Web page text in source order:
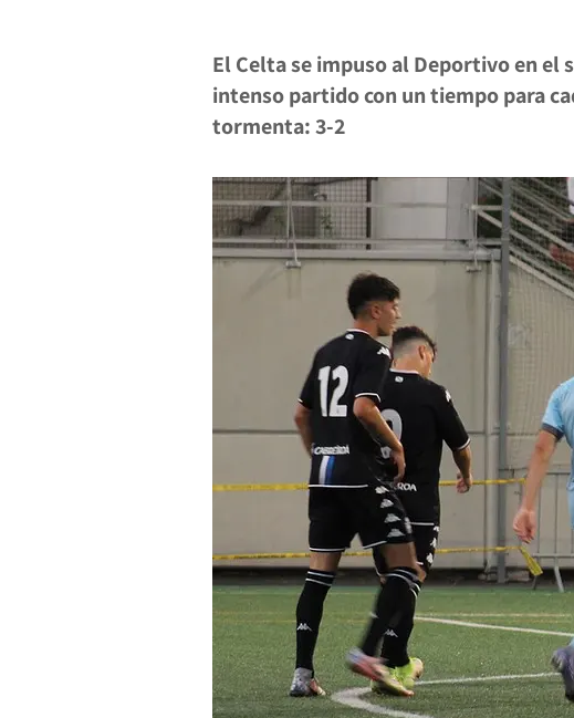
El Celta se impuso al Deportivo en el
intenso partido con un tiempo para
tormenta: 3-2